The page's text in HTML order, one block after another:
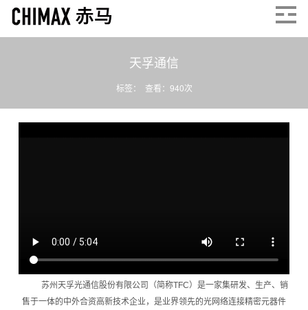
天孚通信
标签： 查看： 940次
苏州天孚光通信股份有限公司（简称TFC）是一家集研发、生产、销
售于一体的中外合资高新技术企业，是业界领先的光网络连接精密元器件